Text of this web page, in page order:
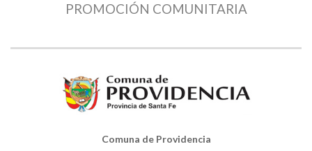
PROMOCIÓN COMUNITARIA
Comuna de Providencia